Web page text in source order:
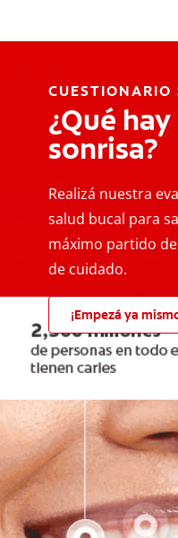
CUESTIONARIO
¿Qué
sonrisa?
Realizá nuestra
salud bucal para
máximo partido
de cuidado.
¡Empezá ya